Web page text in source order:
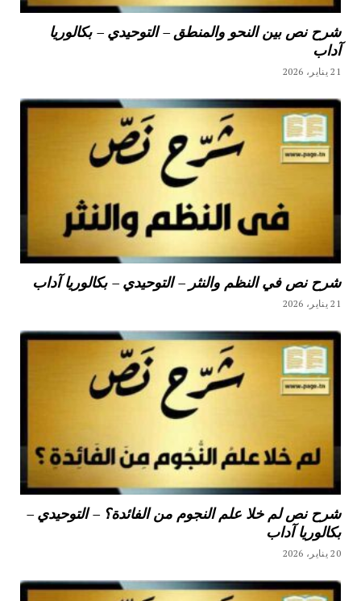
شرح نص بين النحو والمنطق – التوحيدي – بكالوريا
آداب
21 يناير، 2026
شرح نص في النظم والنثر – التوحيدي – بكالوريا آداب
21 يناير، 2026
شرح نص لم خلا علم النجوم من الفائدة؟ – التوحيدي –
بكالوريا آداب
20 يناير، 2026